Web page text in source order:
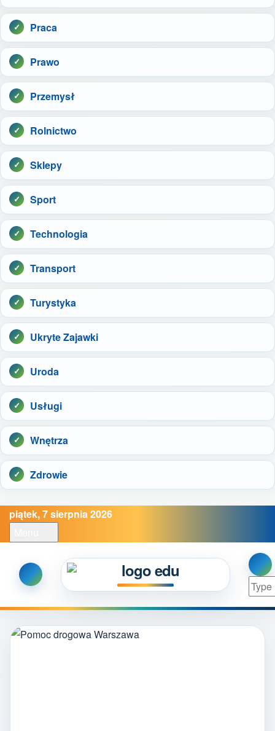
Praca
Prawo
Przemysł
Rolnictwo
Sklepy
Sport
Technologia
Transport
Turystyka
Ukryte Zajawki
Uroda
Usługi
Wnętrza
Zdrowie
piątek, 7 sierpnia 2026